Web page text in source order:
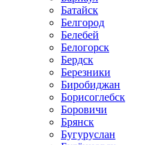
Батайск
Белгород
Белебей
Белогорск
Бердск
Березники
Биробиджан
Борисоглебск
Боровичи
Брянск
Бугуруслан